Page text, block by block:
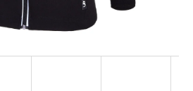
SUCHEN